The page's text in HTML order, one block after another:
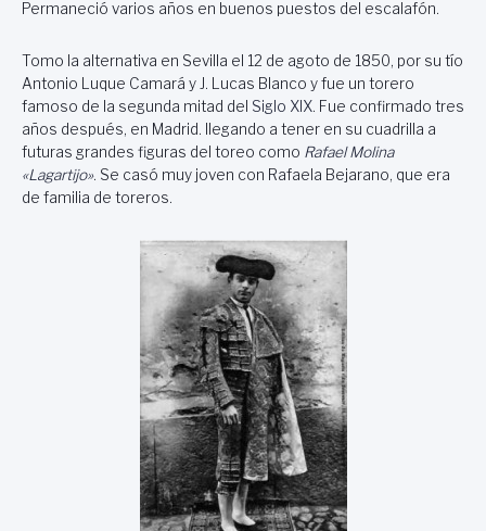
Permaneció varios años en buenos puestos del escalafón.
Tomo la alternativa en Sevilla el 12 de agoto de 1850, por su tío
Antonio Luque Camará y J. Lucas Blanco y fue un torero
famoso de la segunda mitad del Siglo XIX. Fue confirmado tres
años después, en Madrid. llegando a tener en su cuadrilla a
futuras grandes figuras del toreo como Rafael Molina
«Lagartijo». Se casó muy joven con Rafaela Bejarano, que era
de familia de toreros.